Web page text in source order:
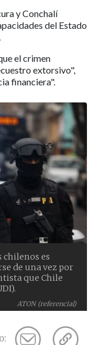
y Conchalí
del Estado
el crimen
extorsivo",
financiera".
ATON (referencial)
chilenos es
de una vez por
que Chile